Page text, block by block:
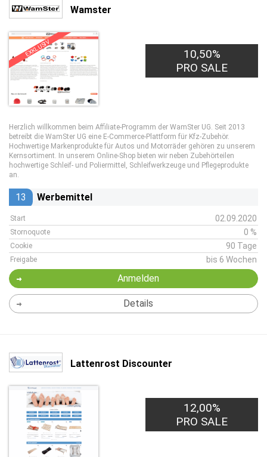
Wamster
EXKLUSIV
10,50%
PRO SALE
Herzlich willkommen beim Affiliate-Programm der WamSter UG. Seit 2013
betreibt die WamSter UG eine E-Commerce-Plattform für Kfz-Zubehör.
Hochwertige Markenprodukte für Autos und Motorräder gehören zu unserem
Kernsortiment. In unserem Online-Shop bieten wir neben Zubehörteilen
hochwertige Schleif- und Poliermittel, Schleifwerkzeuge und Pflegeprodukte
an.
13 Werbemittel
Start 02.09.2020
Stornoquote 0 %
Cookie 90 Tage
Freigabe bis 6 Wochen
Anmelden
Details
Lattenrost Discounter
12,00%
PRO SALE